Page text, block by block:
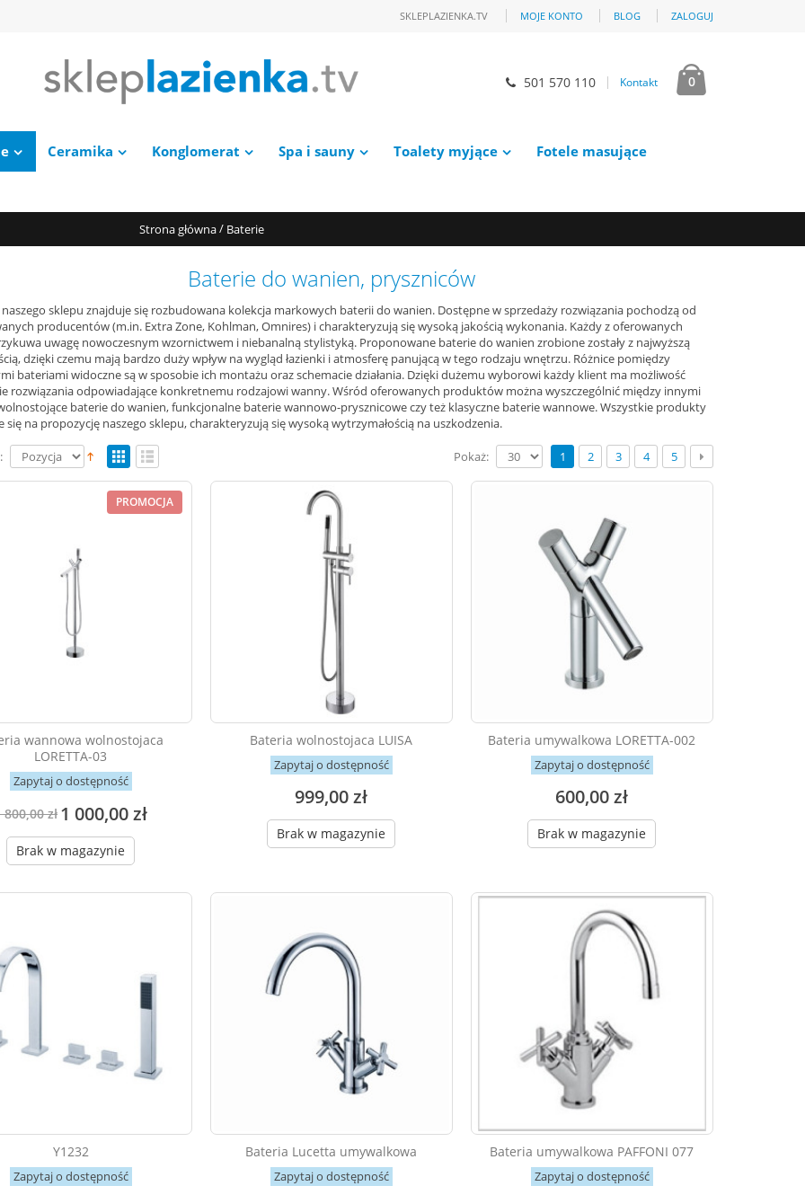
MOJE KONTO BLOG ZALOGUJ
SKLEPLAZIENKA.TV
501 570 110 Kontakt 0
Ceramika Konglomerat Spa i sauny Toalety myjące Fotele masujące
Strona główna/ Baterie
Baterie do wanien, pryszniców
sklepu znajduje się rozbudowana kolekcja markowych baterii do wanien. Dostępne w sprzedaży rozwiązania pochodzą od
producentów (m.in. Extra Zone, Kohlman, Omnires) i charakteryzują się wysoką jakością wykonania. Każdy z oferowanych
uwagę nowoczesnym wzornictwem i niebanalną stylistyką. Proponowane baterie do wanien zrobione zostały z najwyższą
dzięki czemu mają bardzo duży wpływ na wygląd łazienki i atmosferę panującą w tego rodzaju wnętrzu. Różnice pomiędzy
bateriami widoczne są w sposobie ich montażu oraz schemacie działania. Dzięki dużemu wyborowi każdy klient ma możliwość
rozwiązania odpowiadające konkretnemu rodzajowi wanny. Wśród oferowanych produktów można wyszczególnić między innymi
baterie do wanien, funkcjonalne baterie wannowo-prysznicowe czy też klasyczne baterie wannowe. Wszystkie produkty
się na propozycję naszego sklepu, charakteryzują się wysoką wytrzymałością na uszkodzenia.
1 2 3 4 5
Pokaż:
PROMOCJA
wannowa wolnostojaca
LORETTA-03
Zapytaj o dostępność
800,00 zł 1 000,00 zł
Brak w magazynie
Bateria wolnostojaca LUISA
Zapytaj o dostępność
999,00 zł
Brak w magazynie
Bateria umywalkowa LORETTA-002
Zapytaj o dostępność
600,00 zł
Brak w magazynie
Y1232
Zapytaj o dostępność
Bateria Lucetta umywalkowa
Zapytaj o dostępność
Bateria umywalkowa PAFFONI 077
Zapytaj o dostępność